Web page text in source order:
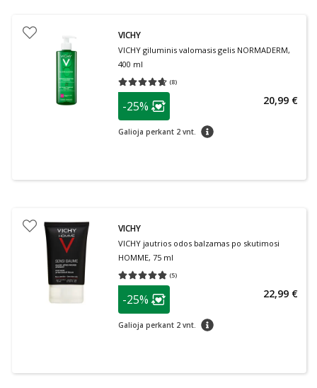
VICHY
VICHY giluminis valomasis gelis NORMADERM,
400 ml
(8)
Vidutinis įvertinimas 4.63
patarimas
Lojalumo klubo narių nuolaida
-25%
Galioja perkant 2 vnt. patarimas
20,99 €
VICHY
VICHY jautrios odos balzamas po skutimosi
HOMME, 75 ml
(5)
Vidutinis įvertinimas 4.80
patarimas
Lojalumo klubo narių nuolaida
-25%
Galioja perkant 2 vnt. patarimas
22,99 €